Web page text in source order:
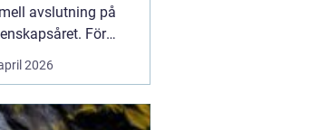
avslutning på
För
i Skaraborg
det som ett
mår, vilka
2026